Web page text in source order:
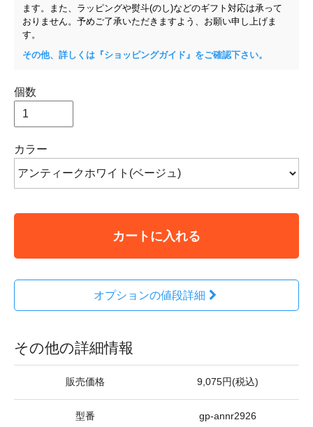
ます。また、ラッピングや熨斗(のし)などのギフト対応は承って
おりません。予めご了承いただきますよう、お願い申し上げま
す。
その他、詳しくは『ショッピングガイド』をご確認下さい。
個数
カラー
カートに入れる
オプションの値段詳細
その他の詳細情報
販売価格 9,075円(税込)
型番 gp-annr2926